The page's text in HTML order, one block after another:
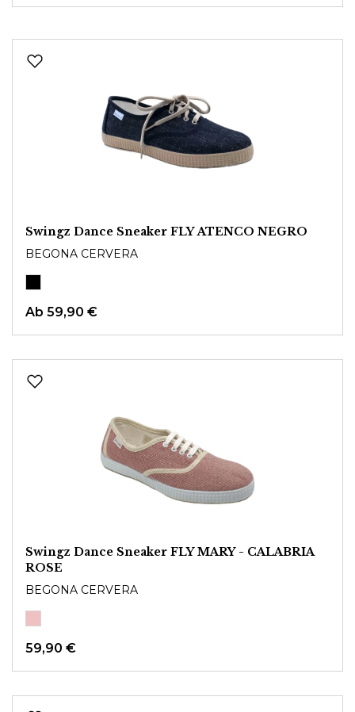
Swingz Dance Sneaker FLY ATENCO NEGRO
BEGONA CERVERA
Ab 59,90 €
Swingz Dance Sneaker FLY MARY - CALABRIA
ROSE
BEGONA CERVERA
59,90 €